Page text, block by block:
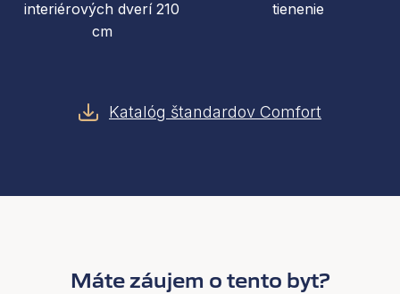
interiérových dverí 210
cm
tienenie
Katalóg štandardov Comfort
Máte záujem o tento byt?